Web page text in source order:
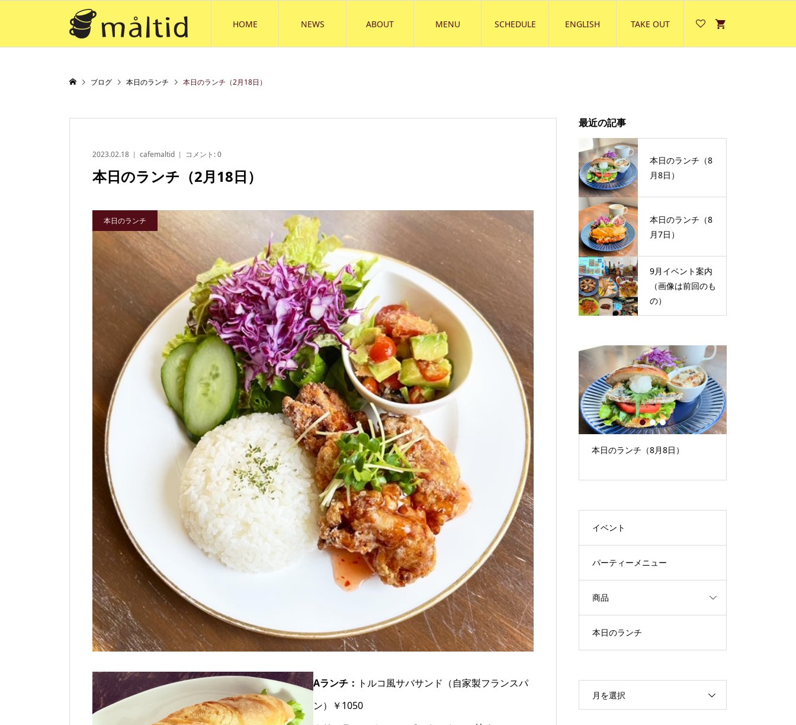
HOME NEWS ABOUT MENU SCHEDULE ENGLISH TAKE OUT
ブログ 本日のランチ 本日のランチ（2月18日）
2023.02.18 cafemaltid コメント:0
本日のランチ（2月18日）
本日のランチ
Aランチ： トルコ風サバサンド（自家製フランスパ
ン）￥1050
最近の記事
本日のランチ（8
月8日）
本日のランチ（8
月7日）
9月イベント案内
（画像は前回のも
の）
9月イベント案内（画像は前回の
もの）
本日のランチ（8月8日）
1 2 3
イベント
パーティーメニュー
商品
本日のランチ
月を選択